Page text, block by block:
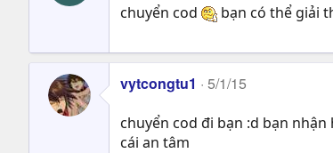
chuyển cod bạn có thể giải
vytcongtu1 5/1/15
chuyển cod đi bạn :d bạn
cái an tâm